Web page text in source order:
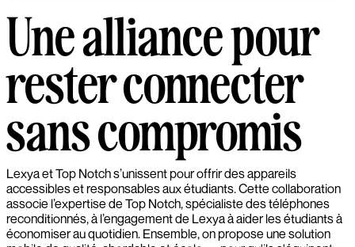
Une alliance pour
rester connecter
sans compromis
Lexya et Top Notch s’unissent pour offrir des appareils
accessibles et responsables aux étudiants. Cette collaboration
associe l’expertise de Top Notch, spécialiste des téléphones
reconditionnés, à l’engagement de Lexya à aider les étudiants à
économiser au quotidien. Ensemble, on propose une solution